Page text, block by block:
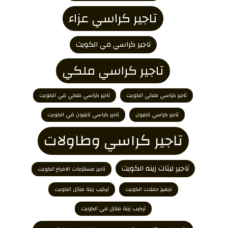
تاجير كراسي عزاء
تاجير كراسي في الكويت
تاجير كراسي ملكي
تاجير كراسي ملكي الكويت
تاجير كراسي ملكي في الكويت
تاجير كراسي نابليون
تاجير كراسي نابليون في الكويت
تاجير كراسي وطاولات
تاجير ليتات زينه الكويت
تاجير مستلزمات الافراح الكويت
تجهيز حفلات الكويت
تركيب زينة منازل الكويت
تركيب زينة منازل في الكويت